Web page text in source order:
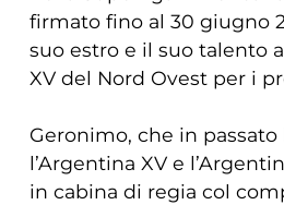
firmato fino al 30 giugno
suo estro e il suo talento
XV del Nord Ovest per i
Geronimo, che in
l’Argentina XV e
in cabina di regia col